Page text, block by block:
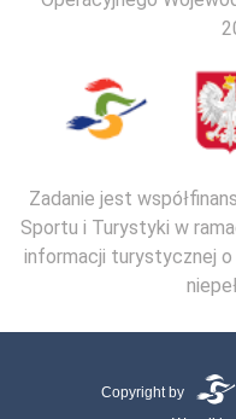
Zadanie jest
Sportu i Turystyki w
informacji turystycznej
Copyright by